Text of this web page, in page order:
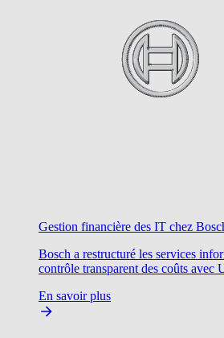
Gestion financière des IT chez
Bosch a restructuré les services
contrôle transparent des coûts avec
En savoir plus